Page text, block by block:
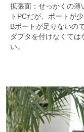
拡張面：せっかくの薄
トPCだが、ポートが
Bポートが足りないの
ダプタを付けなくては
い。